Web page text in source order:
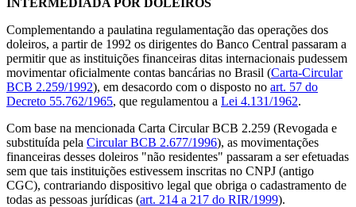
Complementando a paulatina regulamentação das operações dos
doleiros, a partir de 1992 os dirigentes do Banco Central passaram a
permitir que as instituições financeiras ditas internacionais pudessem
movimentar oficialmente contas bancárias no Brasil (Carta-Circular
BCB 2.259/1992), em desacordo com o disposto no art. 57 do
Decreto 55.762/1965, que regulamentou a Lei 4.131/1962.
Com base na mencionada Carta Circular BCB 2.259 (Revogada e
substituída pela Circular BCB 2.677/1996), as movimentações
financeiras desses doleiros "não residentes" passaram a ser efetuadas
sem que tais instituições estivessem inscritas no CNPJ (antigo
CGC), contrariando dispositivo legal que obriga o cadastramento de
todas as pessoas jurídicas (art. 214 a 217 do RIR/1999).